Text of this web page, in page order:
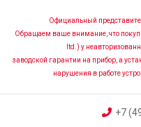
основному
содержанию
Официальный
Обращаем ваше внимание, что
ltd.) у
заводской гарантии на прибор, а
нарушения в работе
+7